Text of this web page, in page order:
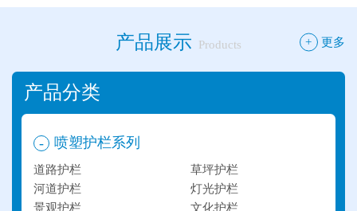
+
更多
产品展示 Products
产品分类
- 喷塑护栏系列
道路护栏
草坪护栏
河道护栏
灯光护栏
景观护栏
文化护栏